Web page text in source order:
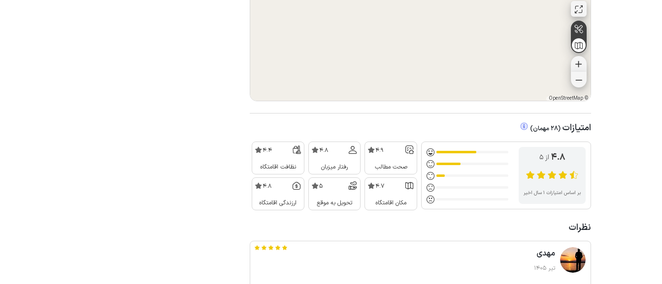
©
OpenStreetMap
امتیازات (
28مهمان)
4.8 از ۵
بر اساس امتیازات ۱ سال اخیر
4.9
صحت مطالب
4.8
رفتار میزبان
4.4
نظافت اقامتگاه
4.7
مکان اقامتگاه
5
تحویل به موقع
4.8
ارزندگی اقامتگاه
نظرات
مهدی
تیر 1405